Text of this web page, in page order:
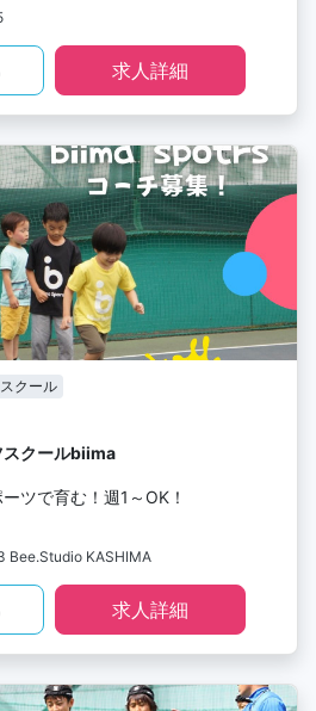
求人詳細
クール
スクールbiima
ツで育む！週1～OK！
Bee.Studio KASHIMA
求人詳細